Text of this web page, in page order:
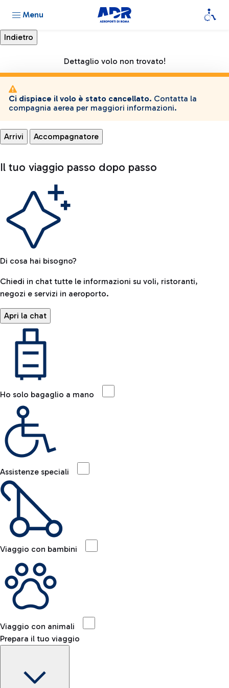
Menu
Dettaglio volo non trovato!
Ci dispiace il volo è stato cancellato. Contatta la
compagnia aerea per maggiori informazioni.
Arrivi Accompagnatore
Il tuo viaggio passo dopo passo
Di cosa hai bisogno?
Chiedi in chat tutte le informazioni su voli, ristoranti,
negozi e servizi in aeroporto.
Apri la chat
Ho solo bagaglio a mano
Assistenze speciali
Viaggio con bambini
Viaggio con animali
Prepara il tuo viaggio